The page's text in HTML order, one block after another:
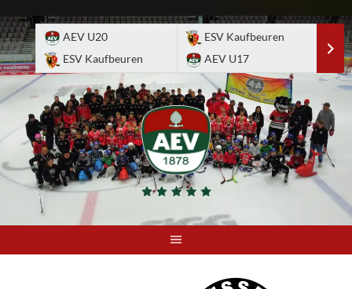
to
content
AEV U20
ESV Kaufbeuren
ESV Kaufbeuren
AEV U17